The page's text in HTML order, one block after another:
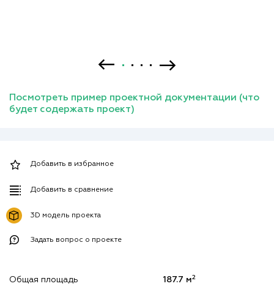
Посмотреть пример проектной документации (что
будет содержать проект)
Добавить в избранное
Добавить в сравнение
3D модель проекта
Задать вопрос о проекте
Общая площадь 187.7 м2